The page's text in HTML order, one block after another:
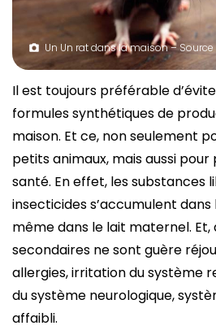
Un Un rat dans la maison –
Il est toujours préférable
formules synthétiques de
maison. Et ce, non seulement
petits animaux, mais aussi
santé. En effet, les substances
insecticides s’accumulent dans
même dans le lait maternel. Et,
secondaires ne sont guère
allergies, irritation du système
du système neurologique,
affaibli.